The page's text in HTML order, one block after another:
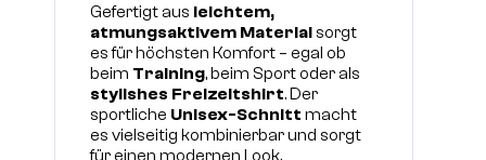
Gefertigt aus leichtem,
atmungsaktivem Materialsorgt
es für höchsten Komfort – egal ob
beim Training, beim Sport oder als
stylishes Freizeitshirt. Der
sportliche Unisex-Schnitt macht
es vielseitig kombinierbar und sorgt
für einen modernen Look.